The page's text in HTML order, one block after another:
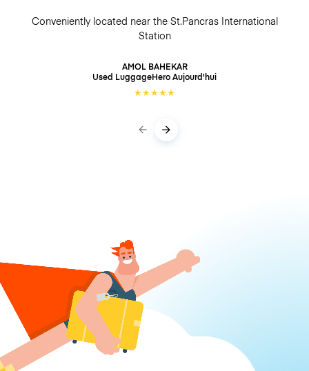
Conveniently located near the St.Pancras International
Station
AMOL BAHEKAR
Used LuggageHeroAujourd'hui
★★★★★